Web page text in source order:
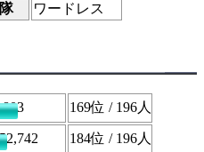
ワードレス
169位 / 196人
184位 / 196人